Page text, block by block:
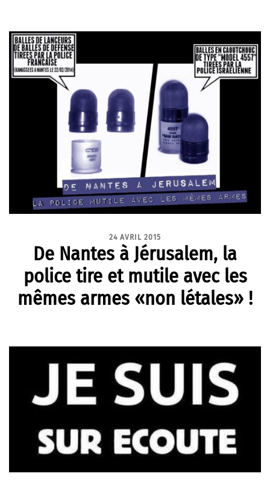
24 AVRIL 2015
De Nantes à Jérusalem, la
police tire et mutile avec les
mêmes armes «non létales» !